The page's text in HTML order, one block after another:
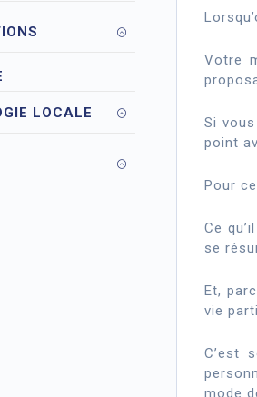
LOCALE
Votre
Si
point
Pour
Ce
se
Et,
vie
C’est
mode